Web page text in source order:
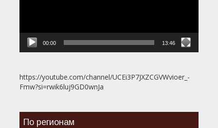
00:00 13:46
https://youtube.com/channel/UCEi3P7JXZCGVWvioer_-
Fmw?si=rwik6luj9GD0wnJa
По регионам